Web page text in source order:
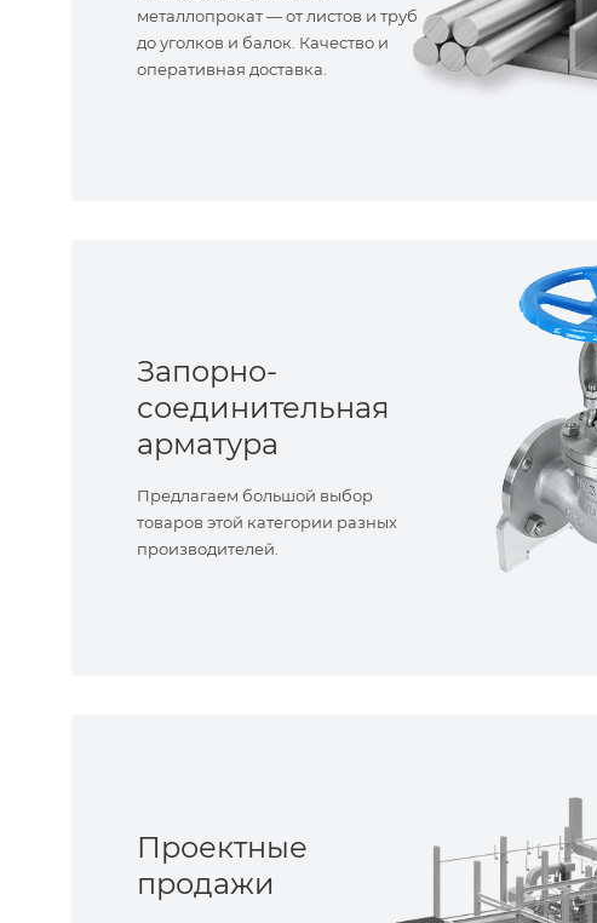
металлопрокат — от листов и труб
до уголков и балок. Качество и
оперативная доставка.
Запорно-
соединительная
арматура
Предлагаем большой выбор
товаров этой категории разных
производителей.
Проектные
продажи